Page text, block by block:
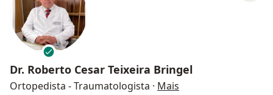
Dr. Roberto Cesar Teixeira Bringel
Ortopedista - Traumatologista · Mais